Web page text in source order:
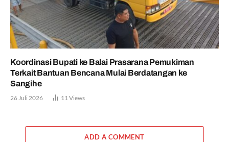
Koordinasi Bupati ke Balai Prasarana Pemukiman
Terkait Bantuan Bencana Mulai Berdatangan ke
Sangihe
26 Juli 2026 11Views
ADD A COMMENT